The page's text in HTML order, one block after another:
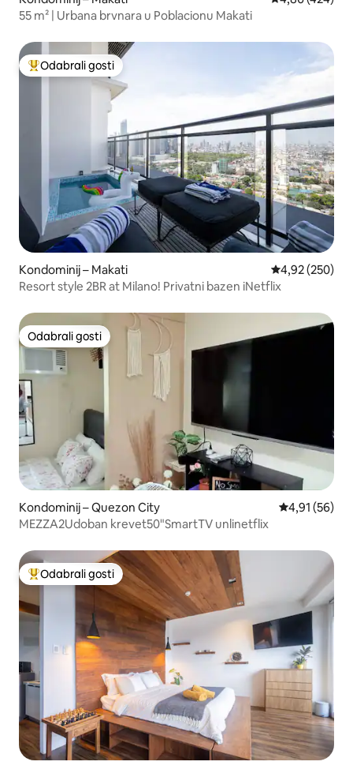
55 m² | Urbana brvnara u Poblacionu Makati
Među najviše rangiranima s oznakom „Odabrali gosti”
Odabrali gosti
Kondominij – Makati Prosječna
4,92 (250)
Resort style 2BR at Milano! Privatni bazen iNetflix
Odabrali gosti
Odabrali gosti
Kondominij – Quezon City Prosječna
4,91 (56)
MEZZA2Udoban krevet50"SmartTV unlinetflix
Među najviše rangiranima s oznakom „Odabrali gosti”
Odabrali gosti